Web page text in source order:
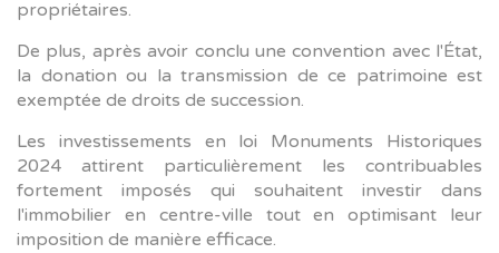
propriétaires.
De plus, après avoir conclu une convention avec l'État,
la donation ou la transmission de ce patrimoine est
exemptée de droits de succession.
Les investissements en loi Monuments Historiques
2024 attirent particulièrement les contribuables
fortement imposés qui souhaitent investir dans
l'immobilier en centre-ville tout en optimisant leur
imposition de manière efficace.